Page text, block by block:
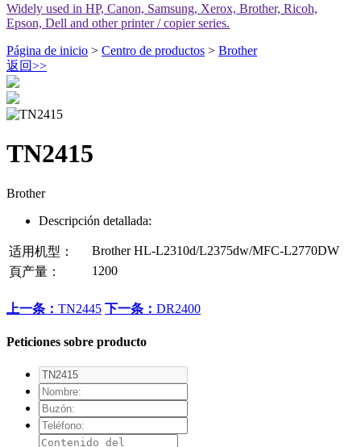
Widely used in HP, Canon, Samsung, Xerox, Brother, Ricoh,
Epson, Dell and other printer / copier series.
Página de inicio > Centro de productos > Brother
返回>>
TN2415
Brother
Descripción detallada:
适用机型：
Brother HL-L2310d/L2375dw/MFC-L2770DW
頁产量：
1200
上一条： TN2445 下一条： DR2400
Peticiones sobre producto